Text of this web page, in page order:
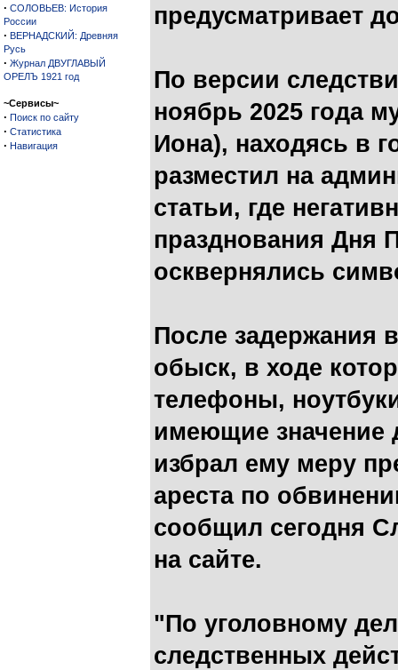
· СОЛОВЬЕВ: История
России
· ВЕРНАДСКИЙ: Древняя
Русь
· Журнал ДВУГЛАВЫЙ
ОРЕЛЪ 1921 год
~Сервисы~
· Поиск по сайту
· Статистика
· Навигация
предусматривает
По версии
ноябрь 2025 года
Иона), находясь в
разместил на
статьи, где
празднования Дня
осквернялись
После задержания
обыск, в ходе
телефоны,
имеющие значение
избрал ему меру
ареста по
сообщил сегодня
на сайте.
"По уголовному
следственных